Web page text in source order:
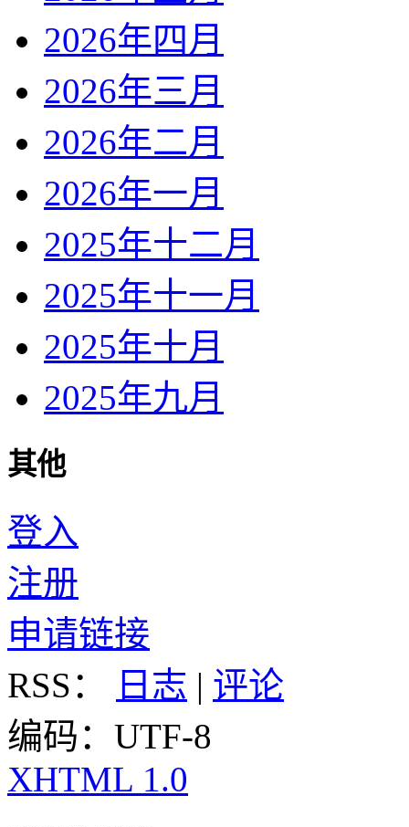
2026年四月
2026年三月
2026年二月
2026年一月
2025年十二月
2025年十一月
2025年十月
2025年九月
其他
登入
注册
申请链接
RSS：
日志 | 评论
编码：UTF-8
XHTML 1.0